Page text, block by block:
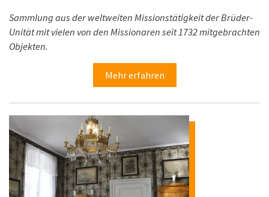
Sammlung aus der weltweiten Missionstätigkeit der Brüder-
Unität mit vielen von den Missionaren seit 1732 mitgebrachten
Objekten.
Mehr erfahren